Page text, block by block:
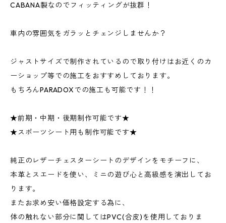
CABANA製なのでフィッティングが抜群！
車内の雰囲気をガラッとチェンジしませんか？
ジャストサイズで制作されているので取り付けはお近くのカ
ーショップ等での施工をおすすめしております。
もちろんPARADOXでの施工も可能です！！
★前期・中期・後期制作可能です★
★スポーツシート用も制作可能です★
純正のレザーチェスターシートのデザインをモチーフに、
本革とスエードを使い、ミニの遊び心と高級感を演出してお
ります。
またお求め安い価格設定する為に、
体の触れない部分に関してはPVC(合皮)を使用しておりま